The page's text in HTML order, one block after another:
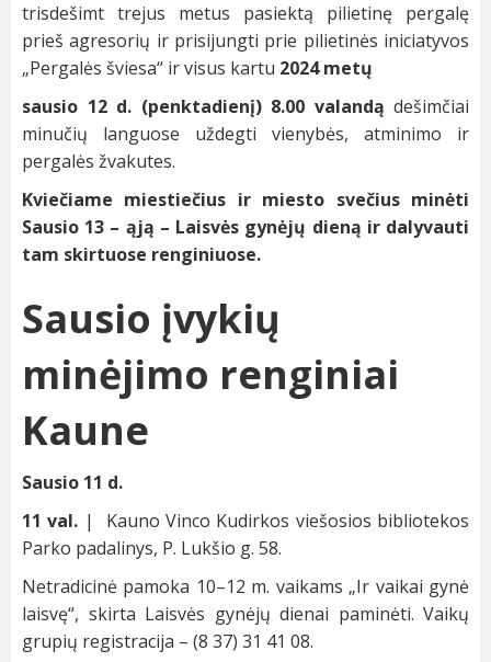
trisdešimt trejus metus pasiektą pilietinę pergalę
prieš agresorių ir prisijungti prie pilietinės iniciatyvos
„Pergalės šviesa“ ir visus kartu 2024 metų
sausio 12 d. (penktadienį) 8.00 valandą dešimčiai
minučių languose uždegti vienybės, atminimo ir
pergalės žvakutes.
Kviečiame miestiečius ir miesto svečius minėti
Sausio 13 – ąją – Laisvės gynėjų dieną ir dalyvauti
tam skirtuose renginiuose.
Sausio įvykių
minėjimo renginiai
Kaune
Sausio 11 d.
11 val. | Kauno Vinco Kudirkos viešosios bibliotekos
Parko padalinys, P. Lukšio g. 58.
Netradicinė pamoka 10–12 m. vaikams „Ir vaikai gynė
laisvę“, skirta Laisvės gynėjų dienai paminėti. Vaikų
grupių registracija – (8 37) 31 41 08.